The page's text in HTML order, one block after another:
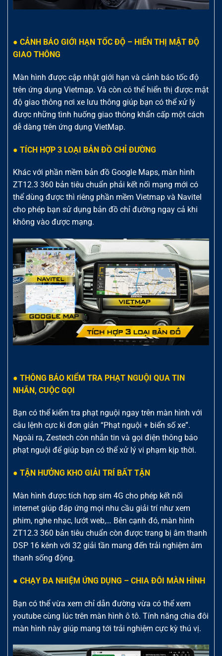
● CẢNH BÁO GIỚI HẠN TỐC ĐỘ – HIỂN THỊ MẬT ĐỘ
GIAO THÔNG
Màn hình được cập nhật giới hạn và cảnh báo tốc độ
trên ứng dụng Vietmap. Và còn có thể hiển thị được mật
độ giao thông nơi xe lưu thông giúp bạn có thể xử lý
được những tình huống giao thông khẩn cấp một cách
dễ dàng trên ứng dụng VietMap.
● TÍCH HỢP 3 LOẠI BẢN ĐỒ CHỈ ĐƯỜNG
Khác với phần mềm bản đồ Google Maps, màn hình
ZT12.3 360 bản tiêu chuẩn phải kết nối mạng mới có
thể dùng được thì riêng phần mềm Vietmap và Navitel
cho phép bạn sử dụng bản đồ chỉ đường ngay cả khi
không vào được mạng.
● THÔNG BÁO KIỂM TRA PHẠT NGUỘI QUA TIN
NHẮN, CUỘC GỌI
Bạn có thể kiểm tra phạt nguội ngay trên màn hình với
câu lệnh cực kì đơn giản “Phạt nguội + biển số xe”.
Ngoài ra, Zestech còn nhắn tin và gọi điện thông báo
phạt nguội để giúp bạn có thể xử lý vi phạm kịp thời.
● TẬN HƯỞNG KHO GIẢI TRÍ BẤT TẬN
Màn hình được tích hợp sim 4G cho phép kết nối
internet giúp đáp ứng mọi nhu cầu giải trí như xem
phim, nghe nhạc, lướt web,… Bên cạnh đó, màn hình
ZT12.3 360 bản tiêu chuẩn còn được trang bị âm thanh
DSP 16 kênh với 32 giải tần mang đến trải nghiệm âm
thanh sống động.
● CHẠY ĐA NHIỆM ỨNG DỤNG – CHIA ĐÔI MÀN HÌNH
Bạn có thể vừa xem chỉ dẫn đường vừa có thể xem
youtube cùng lúc trên màn hình ô tô. Tính năng chia đôi
màn hình này giúp mang tới trải nghiệm cực kỳ thú vị.